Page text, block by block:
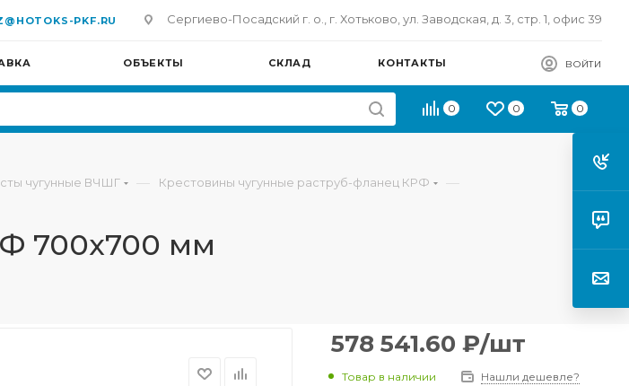
PKF.RU Сергиево-Посадский г. о., г. Хотьково, ул. Заводская, д. 3, стр. 1, офис 39
ОБЪЕКТЫ СКЛАД КОНТАКТЫ ВОЙТИ
0 0 0
чугунные ВЧШГ — Крестовины чугунные раструб-фланец КРФ —
700х700 мм
578 541.60 ₽/шт
Товар в наличии Нашли дешевле?